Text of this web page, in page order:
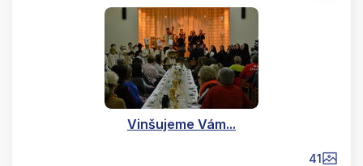
Vinšujeme Vám...
41